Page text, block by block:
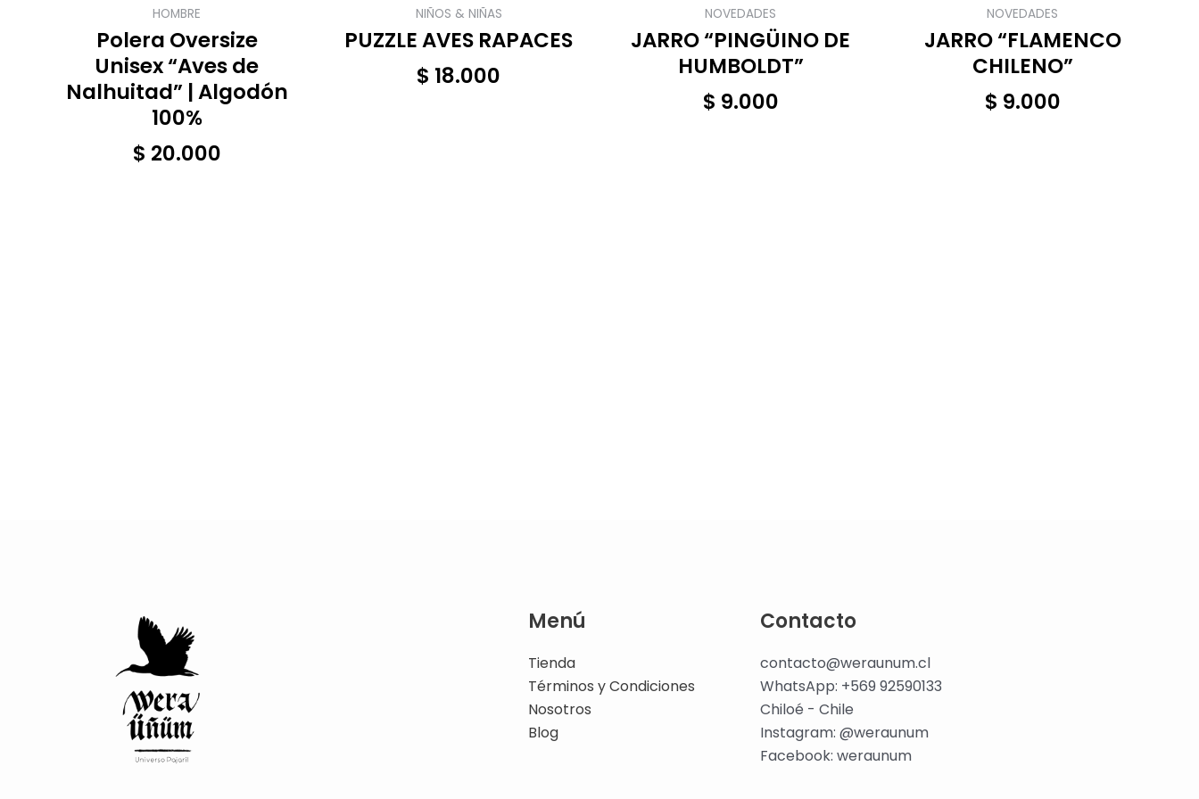
HOMBRE
Polera Oversize
Unisex “Aves de
Nalhuitad” | Algodón
100%
$ 20.000
NIÑOS & NIÑAS
PUZZLE AVES RAPACES
$ 18.000
NOVEDADES
JARRO “PINGÜINO DE
HUMBOLDT”
$ 9.000
NOVEDADES
JARRO “FLAMENCO
CHILENO”
$ 9.000
Menú
Tienda
Términos y Condiciones
Nosotros
Blog
Contacto
contacto@weraunum.cl
WhatsApp: +569 92590133
Chiloé - Chile
Instagram: @weraunum
Facebook: weraunum